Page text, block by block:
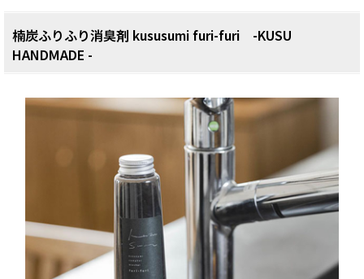
楠炭ふりふり消臭剤 kususumi furi-furi -KUSU
HANDMADE -